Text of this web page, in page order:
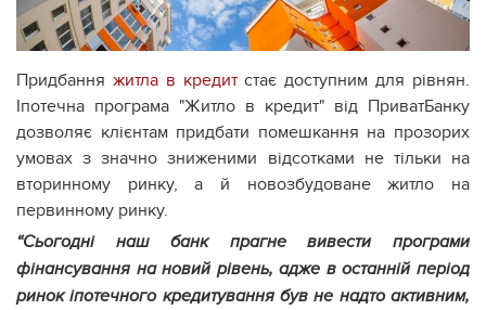
Придбання житла в кредитстає доступним для рівнян.
Іпотечна програма "Житло в кредит" від ПриватБанку
дозволяє клієнтам придбати помешкання на прозорих
умовах з значно зниженими відсотками не тільки на
вторинному ринку, а й новозбудоване житло на
первинному ринку.
“Сьогодні наш банк прагне вивести програми
фінансування на новий рівень, адже в останній період
ринок іпотечного кредитування був не надто активним,